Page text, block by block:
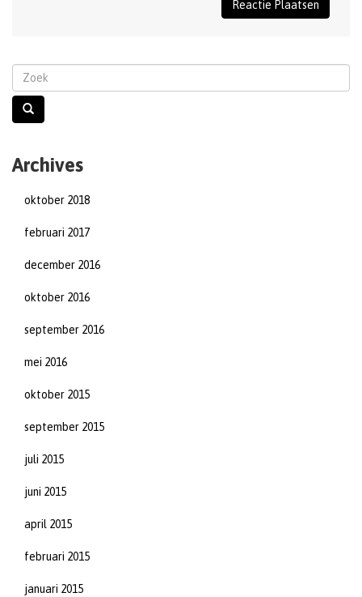
Archives
oktober 2018
februari 2017
december 2016
oktober 2016
september 2016
mei 2016
oktober 2015
september 2015
juli 2015
juni 2015
april 2015
februari 2015
januari 2015